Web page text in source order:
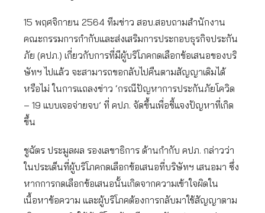
15 พฤศจิกายน 2564 ทีมข่าว สอบ.สอบถามสำนักงาน
คณะกรรมการกำกับและส่งเสริมการประกอบธุรกิจประกัน
ภัย (คปภ.) เกี่ยวกับการที่มีผู้บริโภคกดเลือกข้อเสนอของบริ
ษัทฯ ไปแล้ว จะสามารถขอกลับไปคืนตามสัญญาเดิมได้
หรือไม่ ในการแถลงข่าว ‘กรณีปัญหาการประกันภัยโควิด
– 19 แบบเจอจ่ายจบ’ ที่ คปภ. จัดขึ้นเพื่อชี้แจงปัญหาที่เกิด
ขึ้น
ชูฉัตร ประมูลผล รองเลขาธิการ ด้านกำกับ คปภ. กล่าวว่า
ในประเด็นที่ผู้บริโภคกดเลือกข้อเสนอที่บริษัทฯ เสนอมา ซึ่ง
หากการกดเลือกข้อเสนอนั้นเกิดจากความเข้าใจผิดใน
เนื้อหาข้อความ และผู้บริโภคต้องการกลับมาใช้สัญญาตาม